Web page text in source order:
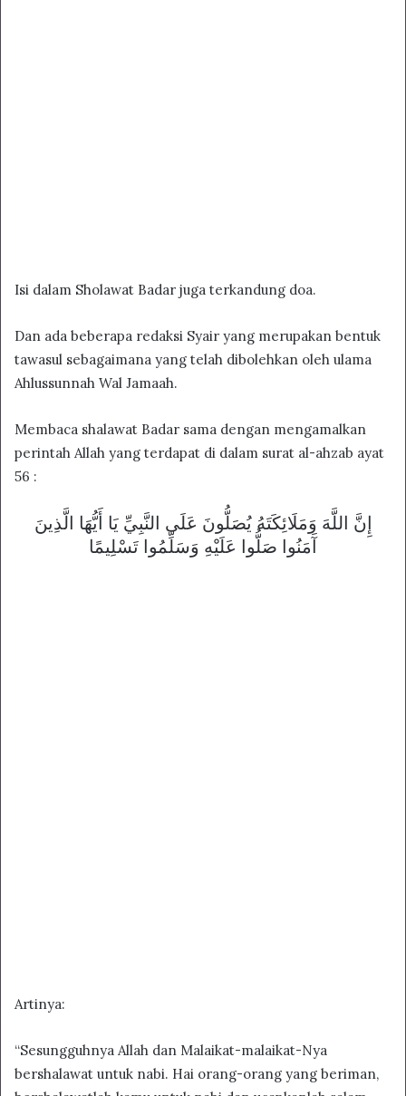
Isi dalam Sholawat Badar juga terkandung doa.
Dan ada beberapa redaksi Syair yang merupakan bentuk
tawasul sebagaimana yang telah dibolehkan oleh ulama
Ahlussunnah Wal Jamaah.
Membaca shalawat Badar sama dengan mengamalkan
perintah Allah yang terdapat di dalam surat al-ahzab ayat
56 :
ﺇِﻥَّ ﺍﻟﻠَّﻪَ ﻭَﻣَﻠَﺎﺋِﻜَﺘَﻪُ ﻳُﺼَﻠُّﻮﻥَ ﻋَﻠَﻰ ﺍﻟﻨَّﺒِﻲِّ ﻳَﺎ ﺃَﻳُّﻬَﺎ ﺍﻟَّﺬِﻳﻦَ
ﺁَﻣَﻨُﻮﺍ ﺻَﻠُّﻮﺍ ﻋَﻠَﻴْﻪِ ﻭَﺳَﻠِّﻤُﻮﺍ ﺗَﺴْﻠِﻴﻤًﺎ
Artinya:
“Sesungguhnya Allah dan Malaikat-malaikat-Nya
bershalawat untuk nabi. Hai orang-orang yang beriman,